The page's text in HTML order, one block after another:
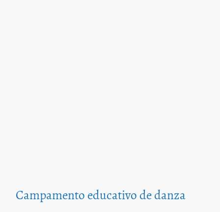
Campamento educativo de danza